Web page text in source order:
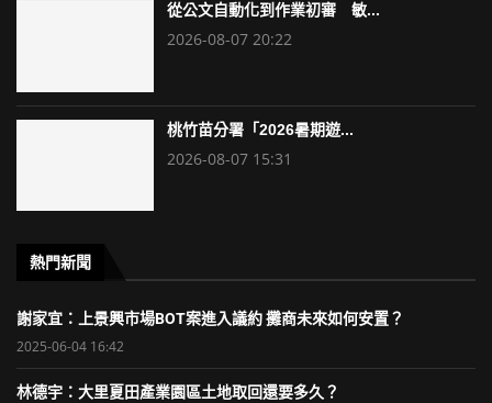
從公文自動化到作業初審 敏...
2026-08-07 20:22
桃竹苗分署「2026暑期遊...
2026-08-07 15:31
熱門新聞
謝家宜：上景興市場BOT案進入議約 攤商未來如何安置？
2025-06-04 16:42
林德宇：大里夏田產業園區土地取回還要多久？